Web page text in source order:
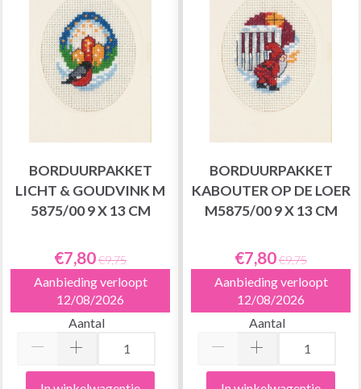
BORDUURPAKKET
LICHT & GOUDVINK M
5875/00 9 X 13 CM
€7,80€9,75
Aanbieding verloopt
12/08/2026
Aantal
BORDUURPAKKET
KABOUTER OP DE LOER
M5875/00 9 X 13 CM
€7,80€9,75
Aanbieding verloopt
12/08/2026
Aantal